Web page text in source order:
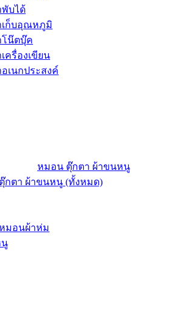
พับได้
เก็บอุณหภูมิ
โน๊ตบุ๊ค
เครื่องเขียน
อเนกประสงค์
หมอน ตุ๊กตา ผ้าขนหนู
กตา ผ้าขนหนู (ทั้งหมด)
มอนผ้าห่ม
นู